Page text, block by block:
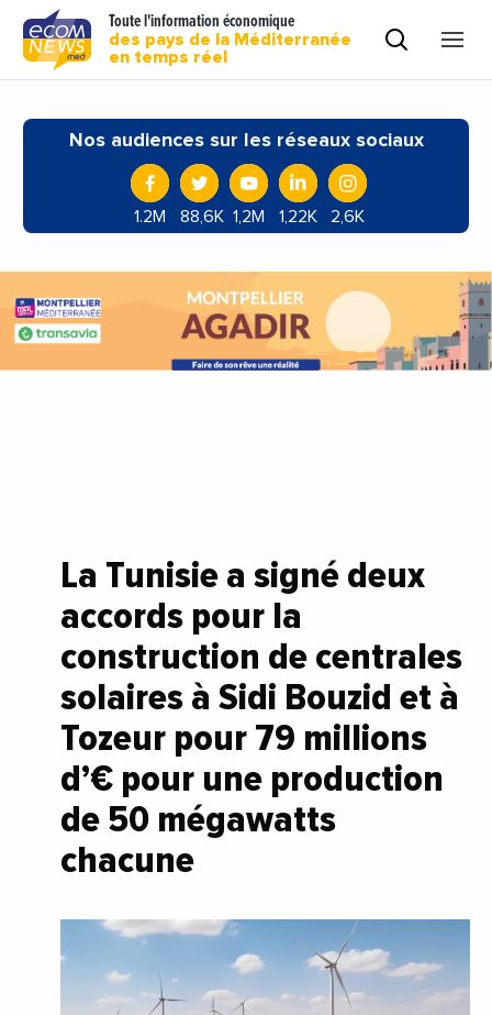
Toute l'information économique
des pays de la Méditerranée
en temps réel
Nos audiences sur les réseaux sociaux
1.2M 88,6K 1,2M 1,22K 2,6K
La Tunisie a signé deux
accords pour la
construction de centrales
solaires à Sidi Bouzid et à
Tozeur pour 79 millions
d’€ pour une production
de 50 mégawatts
chacune